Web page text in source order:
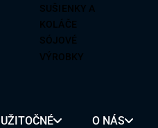
SUŠIENKY A
KOLÁČE
SÓJOVÉ
VÝROBKY
CUKRÍKY
UŽITOČNÉ O NÁS